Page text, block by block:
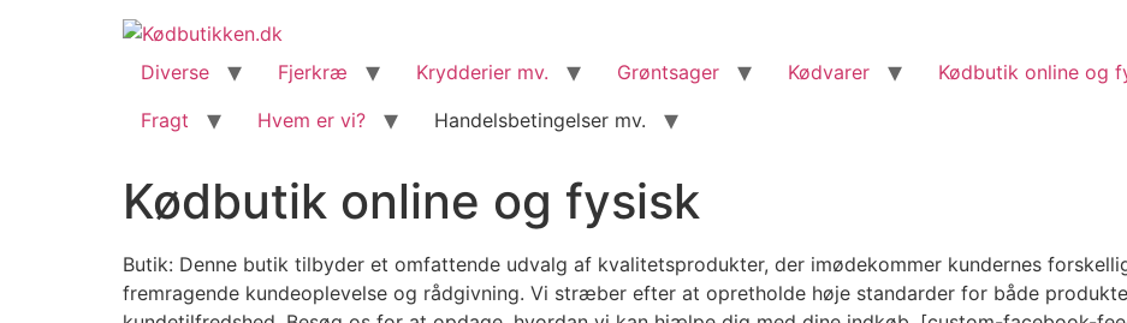
Diverse Fjerkræ Krydderier mv. Grøntsager Kødvarer Kødbutik online og
Fragt
Hvem er vi? Handelsbetingelser mv.
Kødbutik online og fysisk
Butik: Denne butik tilbyder et omfattende udvalg af kvalitetsprodukter, der imødekommer kundernes
fremragende kundeoplevelse og rådgivning. Vi stræber efter at opretholde høje standarder for både